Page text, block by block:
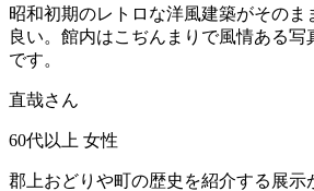
昭和初期のレトロな洋風建築がそのま
良い。館内はこぢんまりで風情ある写
です。
直哉さん
60代以上 女性
郡上おどりや町の歴史を紹介する展示